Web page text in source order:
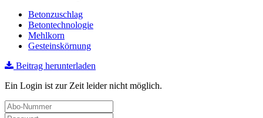
Betonzuschlag
Betontechnologie
Mehlkorn
Gesteinskörnung
Beitrag herunterladen
Ein Login ist zur Zeit leider nicht möglich.